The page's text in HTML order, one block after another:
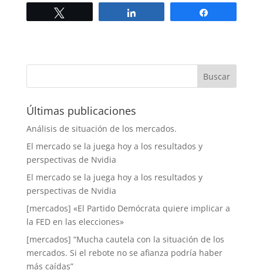
Últimas publicaciones
Análisis de situación de los mercados.
El mercado se la juega hoy a los resultados y
perspectivas de Nvidia
El mercado se la juega hoy a los resultados y
perspectivas de Nvidia
[mercados] «El Partido Demócrata quiere implicar a
la FED en las elecciones»
[mercados] “Mucha cautela con la situación de los
mercados. Si el rebote no se afianza podría haber
más caídas”